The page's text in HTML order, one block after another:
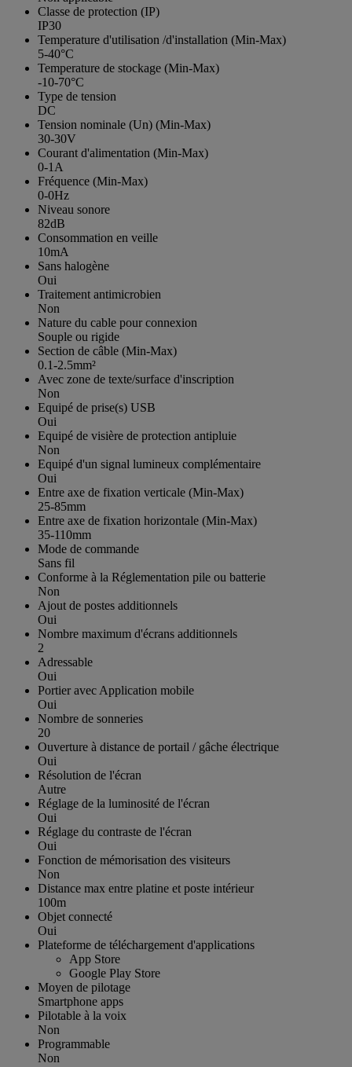
Classe de protection (IP)
IP30
Temperature d'utilisation /d'installation (Min-Max)
5-40°C
Temperature de stockage (Min-Max)
-10-70°C
Type de tension
DC
Tension nominale (Un) (Min-Max)
30-30V
Courant d'alimentation (Min-Max)
0-1A
Fréquence (Min-Max)
0-0Hz
Niveau sonore
82dB
Consommation en veille
10mA
Sans halogène
Oui
Traitement antimicrobien
Non
Nature du cable pour connexion
Souple ou rigide
Section de câble (Min-Max)
0.1-2.5mm²
Avec zone de texte/surface d'inscription
Non
Equipé de prise(s) USB
Oui
Equipé de visière de protection antipluie
Non
Equipé d'un signal lumineux complémentaire
Oui
Entre axe de fixation verticale (Min-Max)
25-85mm
Entre axe de fixation horizontale (Min-Max)
35-110mm
Mode de commande
Sans fil
Conforme à la Réglementation pile ou batterie
Non
Ajout de postes additionnels
Oui
Nombre maximum d'écrans additionnels
2
Adressable
Oui
Portier avec Application mobile
Oui
Nombre de sonneries
20
Ouverture à distance de portail / gâche électrique
Oui
Résolution de l'écran
Autre
Réglage de la luminosité de l'écran
Oui
Réglage du contraste de l'écran
Oui
Fonction de mémorisation des visiteurs
Non
Distance max entre platine et poste intérieur
100m
Objet connecté
Oui
Plateforme de téléchargement d'applications
App Store
Google Play Store
Moyen de pilotage
Smartphone apps
Pilotable à la voix
Non
Programmable
Non